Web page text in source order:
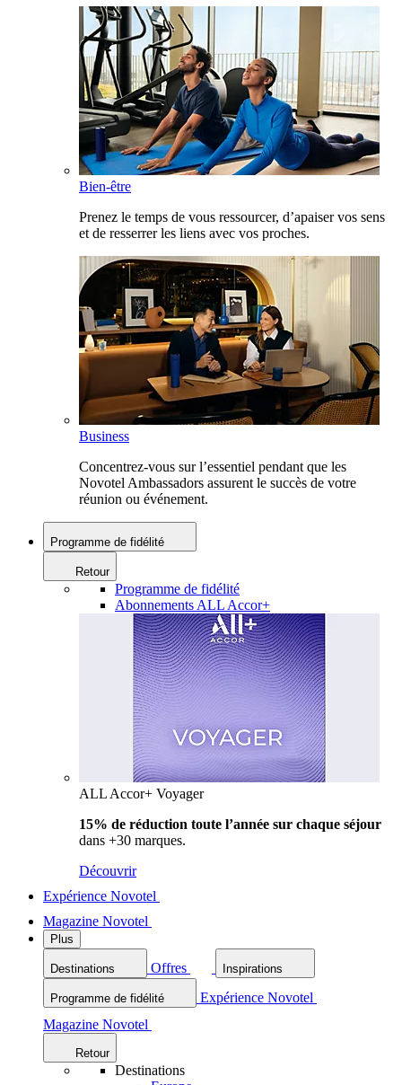
Bien-être
Prenez le temps de vous ressourcer, d’apaiser vos sens
et de resserrer les liens avec vos proches.
Business
Concentrez-vous sur l’essentiel pendant que les
Novotel Ambassadors assurent le succès de votre
réunion ou événement.
Programme de fidélité
Retour
Programme de fidélité
Abonnements ALL Accor+
ALL Accor+ Voyager
15% de réduction toute l’année sur chaque séjour
dans +30 marques.
Découvrir
Expérience Novotel
Magazine Novotel
Plus
Destinations Offres Inspirations
Programme de fidélité
Expérience Novotel
Magazine Novotel
Retour
Destinations